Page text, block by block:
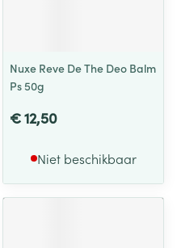
Nuxe Reve De The Deo Balm
Ps 50g
€ 12,50
Niet beschikbaar